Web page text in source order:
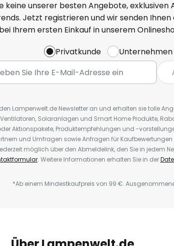
keine unserer besten Angebote, exklusiven
Jetzt registrieren und wir senden Ihnen
Ihrem ersten Einkauf in unserem
Privatkunde
Unternehmen
Lampenwelt.de Newsletter an und erhalten sie tolle
Solaranlagen und Smart Home Produkte,
Aktionspakete, Produktempfehlungen und -
und Umfragen sowie Anfragen für
möglich über den Abmeldelink, den Sie in jedem
. Weitere Informationen erhalten Sie in der
*Ab einem Mindestkaufpreis von 99 €.